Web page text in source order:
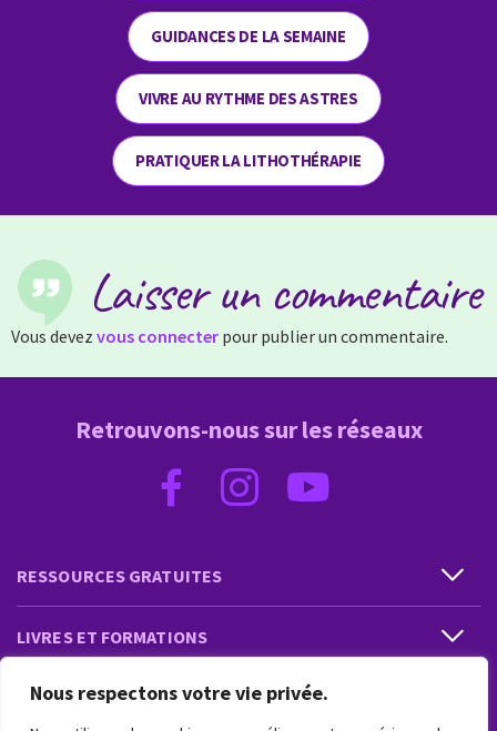
Nous respectons votre vie privée.
GUIDANCES DE LA SEMAINE
VIVRE AU RYTHME DES ASTRES
PRATIQUER LA LITHOTHÉRAPIE
Laisser un commentaire
Vous devez vous connecter pour publier un commentaire.
RESSOURCES GRATUITES
LIVRES ET FORMATIONS
PRESTATIONS ET PRODUITS
Retrouvons-nous sur les réseaux